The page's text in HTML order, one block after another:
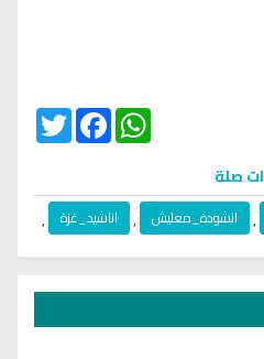
Twitter
FacebookWhatsApp
صلة
, انشودة_معليش , اناشيد_غزة ,